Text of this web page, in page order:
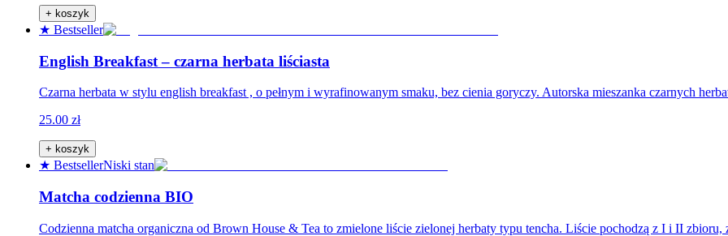
+ koszyk
★ Bestseller
English Breakfast – czarna herbata liściasta
Czarna herbata w stylu english breakfast , o pełnym i wyrafinowanym smaku, bez cienia goryczy. Autorska mieszanka czarnych
25.00 zł
+ koszyk
★ BestsellerNiski stan
Matcha codzienna BIO
Codzienna matcha organiczna od Brown House & Tea to zmielone liście zielonej herbaty typu tencha. Liście pochodzą z I i II